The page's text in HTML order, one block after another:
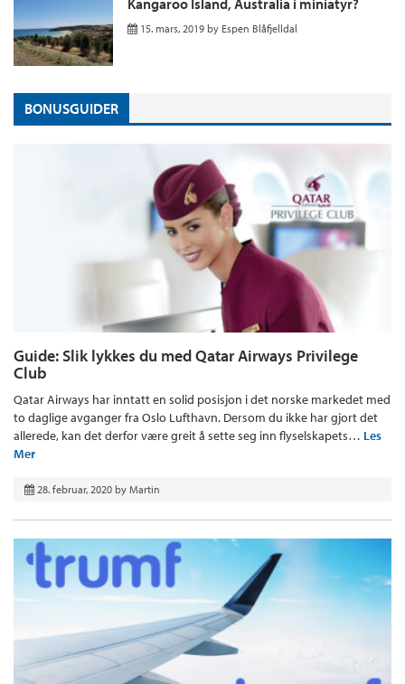
15. mars, 2019 by Espen Blåfjelldal
BONUSGUIDER
Guide: Slik lykkes du med Qatar Airways Privilege
Club
Qatar Airways har inntatt en solid posisjon i det norske markedet med
to daglige avganger fra Oslo Lufthavn. Dersom du ikke har gjort det
allerede, kan det derfor være greit å sette seg inn flyselskapets… Les
Mer
28. februar, 2020 by Martin